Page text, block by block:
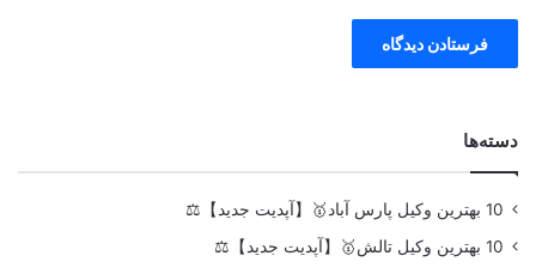
دسته‌ها
10 بهترین وکیل پارس آباد🥇【آپدیت جدید】⚖️
10 بهترین وکیل تالش🥇【آپدیت جدید】⚖️